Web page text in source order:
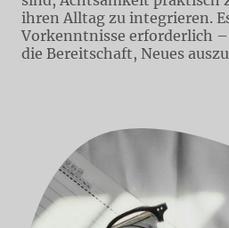
ihren Alltag zu integrieren.
Vorkenntnisse erforderlich
die Bereitschaft, Neues